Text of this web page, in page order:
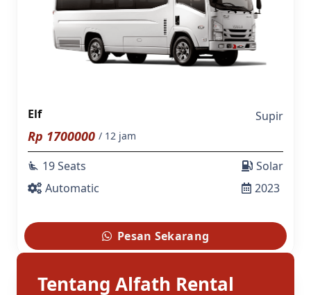
Elf Supir
Rp 1700000 / 12 jam
airline_seat_recline_extra 19 Seats
Automatic
Solar
2023
Pesan Sekarang
Tentang Alfath Rental